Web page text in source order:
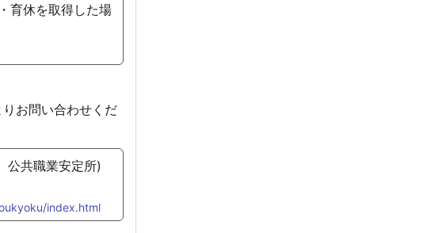
育休を取得した場
お問い合わせくだ
公共職業安定所)
index.html